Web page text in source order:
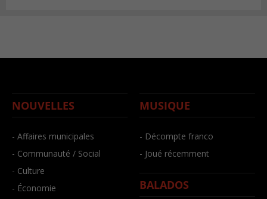
NOUVELLES
- Affaires municipales
- Communauté / Social
- Culture
- Économie
MUSIQUE
- Décompte franco
- Joué récemment
BALADOS